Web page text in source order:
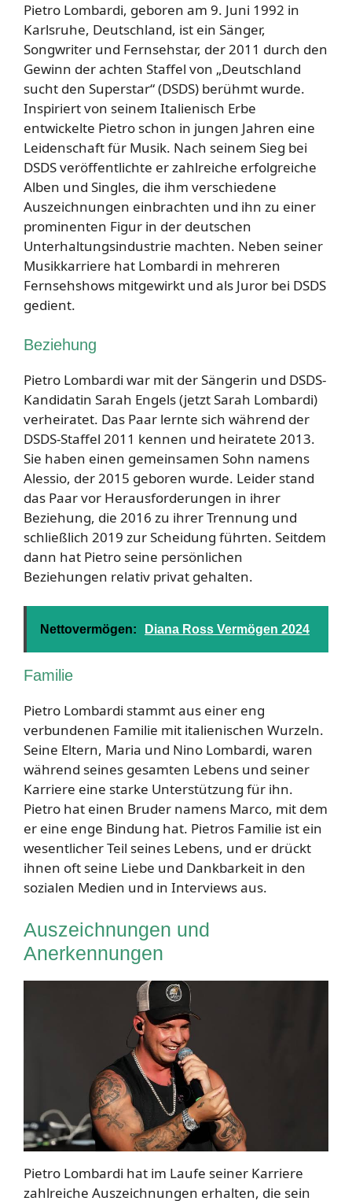
Pietro Lombardi, geboren am 9. Juni 1992 in
Karlsruhe, Deutschland, ist ein Sänger,
Songwriter und Fernsehstar, der 2011 durch den
Gewinn der achten Staffel von „Deutschland
sucht den Superstar“ (DSDS) berühmt wurde.
Inspiriert von seinem Italienisch Erbe
entwickelte Pietro schon in jungen Jahren eine
Leidenschaft für Musik. Nach seinem Sieg bei
DSDS veröffentlichte er zahlreiche erfolgreiche
Alben und Singles, die ihm verschiedene
Auszeichnungen einbrachten und ihn zu einer
prominenten Figur in der deutschen
Unterhaltungsindustrie machten. Neben seiner
Musikkarriere hat Lombardi in mehreren
Fernsehshows mitgewirkt und als Juror bei DSDS
gedient.
Beziehung
Pietro Lombardi war mit der Sängerin und DSDS-
Kandidatin Sarah Engels (jetzt Sarah Lombardi)
verheiratet. Das Paar lernte sich während der
DSDS-Staffel 2011 kennen und heiratete 2013.
Sie haben einen gemeinsamen Sohn namens
Alessio, der 2015 geboren wurde. Leider stand
das Paar vor Herausforderungen in ihrer
Beziehung, die 2016 zu ihrer Trennung und
schließlich 2019 zur Scheidung führten. Seitdem
dann hat Pietro seine persönlichen
Beziehungen relativ privat gehalten.
Nettovermögen: Diana Ross Vermögen 2024
Familie
Pietro Lombardi stammt aus einer eng
verbundenen Familie mit italienischen Wurzeln.
Seine Eltern, Maria und Nino Lombardi, waren
während seines gesamten Lebens und seiner
Karriere eine starke Unterstützung für ihn.
Pietro hat einen Bruder namens Marco, mit dem
er eine enge Bindung hat. Pietros Familie ist ein
wesentlicher Teil seines Lebens, und er drückt
ihnen oft seine Liebe und Dankbarkeit in den
sozialen Medien und in Interviews aus.
Auszeichnungen und
Anerkennungen
Pietro Lombardi hat im Laufe seiner Karriere
zahlreiche Auszeichnungen erhalten, die sein